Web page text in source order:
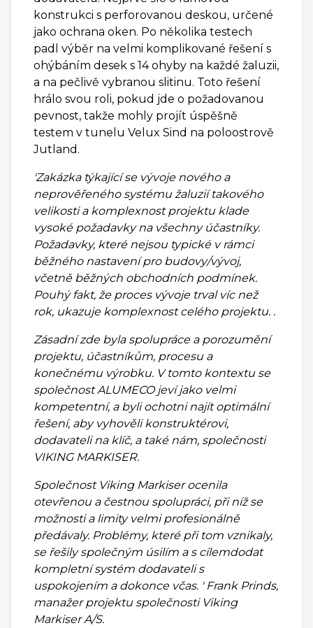
konstrukci s perforovanou deskou, určené
jako ochrana oken. Po několika testech
padl výběr na velmi komplikované řešení s
ohýbáním desek s 14 ohyby na každé žaluzii,
a na pečlivě vybranou slitinu. Toto řešení
hrálo svou roli, pokud jde o požadovanou
pevnost, takže mohly projít úspěšně
testem v tunelu Velux Sind na poloostrově
Jutland.
'Zakázka týkající se vývoje nového a
neprověřeného systému žaluzií takového
velikosti a komplexnost projektu klade
vysoké požadavky na všechny účastníky.
Požadavky, které nejsou typické v rámci
běžného nastavení pro budovy/vývoj,
včetně běžných obchodních podmínek.
Pouhý fakt, že proces vývoje trval víc než
rok, ukazuje komplexnost celého projektu. .
Zásadní zde byla spolupráce a porozumění
projektu, účastníkům, procesu a
konečnému výrobku. V tomto kontextu se
společnost ALUMECO jeví jako velmi
kompetentní, a byli ochotni najít optimální
řešení, aby vyhověli konstruktérovi,
dodavateli na klíč, a také nám, společnosti
VIKING MARKISER.
Společnost Viking Markiser ocenila
otevřenou a čestnou spolupráci, při níž se
možnosti a limity velmi profesionálně
předávaly. Problémy, které při tom vznikaly,
se řešily společným úsilím a s cílemdodat
kompletní systém dodavateli s
uspokojením a dokonce včas. ' Frank Prinds,
manažer projektu společnosti Viking
Markiser A/S.